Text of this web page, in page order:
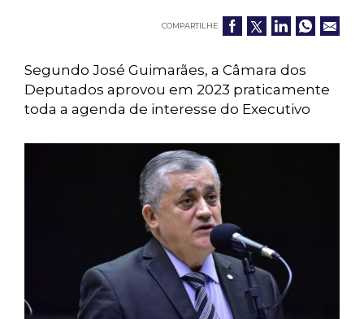
COMPARTILHE
Segundo José Guimarães, a Câmara dos
Deputados aprovou em 2023 praticamente
toda a agenda de interesse do Executivo